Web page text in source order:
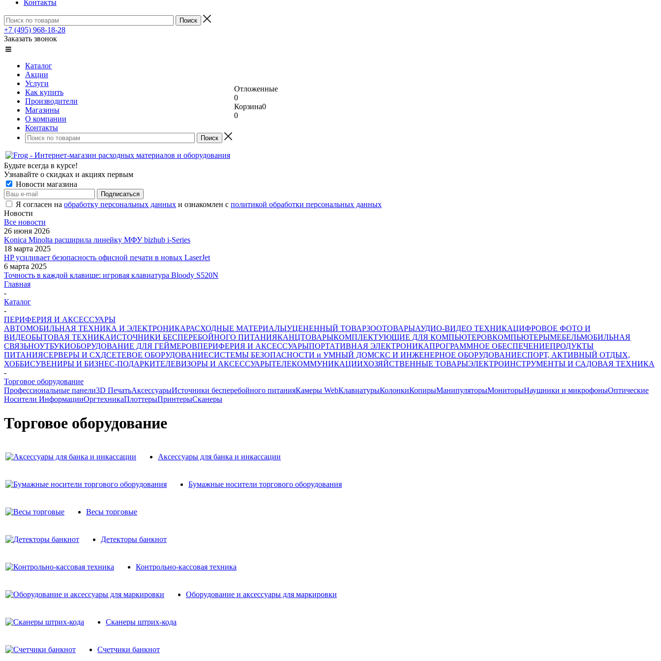
Контакты
+7 (495) 968-18-28
Заказать звонок
Каталог
Акции
Услуги
Как купить
Производители
Магазины
О компании
Контакты
Отложенные
0
Корзина0
0
Будьте всегда в курсе!
Узнавайте о скидках и акциях первым
Новости магазина
Я согласен на обработку персональных данных и ознакомлен с политикой обработки персональных данных
Новости
Все новости
26 июня 2026
Konica Minolta расширила линейку МФУ bizhub i-Series
18 марта 2025
HP усиливает безопасность офисной печати в новых LaserJet
6 марта 2025
Точность в каждой клавише: игровая клавиатура Bloody S520N
Главная
-
Каталог
-
ПЕРИФЕРИЯ И АКСЕССУАРЫ
АВТОМОБИЛЬНАЯ ТЕХНИКА И ЭЛЕКТРОНИКАРАСХОДНЫЕ МАТЕРИАЛЫУЦЕНЕННЫЙ ТОВАРЗООТОВАРЫАУДИО-ВИДЕО ТЕХНИКАЦИФРОВОЕ ФОТО И
ВИДЕОБЫТОВАЯ ТЕХНИКАИСТОЧНИКИ БЕСПЕРЕБОЙНОГО ПИТАНИЯКАНЦТОВАРЫКОМПЛЕКТУЮЩИЕ ДЛЯ КОМПЬЮТЕРОВКОМПЬЮТЕРЫМЕБЕЛЬМОБИЛЬНАЯ
СВЯЗЬНОУТБУКИОБОРУДОВАНИЕ ДЛЯ ГЕЙМЕРОВПЕРИФЕРИЯ И АКСЕССУАРЫПОРТАТИВНАЯ ЭЛЕКТРОНИКАПРОГРАММНОЕ ОБЕСПЕЧЕНИЕПРОДУКТЫ
ПИТАНИЯСЕРВЕРЫ И СХДСЕТЕВОЕ ОБОРУДОВАНИЕСИСТЕМЫ БЕЗОПАСНОСТИ и УМНЫЙ ДОМСКС И ИНЖЕНЕРНОЕ ОБОРУДОВАНИЕСПОРТ, АКТИВНЫЙ ОТДЫХ,
ХОББИСУВЕНИРЫ И БИЗНЕС-ПОДАРКИТЕЛЕВИЗОРЫ И АКСЕССУАРЫТЕЛЕКОММУНИКАЦИИХОЗЯЙСТВЕННЫЕ ТОВАРЫЭЛЕКТРОИНСТРУМЕНТЫ И САДОВАЯ ТЕХНИКА
-
Торговое оборудование
Профессиональные панели3D ПечатьАксессуарыИсточники бесперебойного питанияКамеры WebКлавиатурыКолонкиКопирыМанипуляторыМониторыНаушники и микрофоныОптические
Носители ИнформацииОргтехникаПлоттерыПринтерыСканеры
Торговое оборудование
Аксессуары для банка и инкассации
Бумажные носители торгового оборудования
Весы торговые
Детекторы банкнот
Контрольно-кассовая техника
Оборудование и аксессуары для маркировки
Сканеры штрих-кода
Счетчики банкнот